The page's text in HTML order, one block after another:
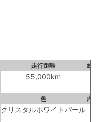
走行距離 総
55,000km
色 内
クリスタルホワイトパール